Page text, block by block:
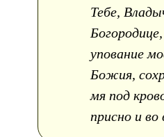
Тебе,
упование
Божия,
мя под
присно и во